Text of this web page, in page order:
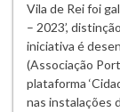
Vila de Rei foi
– 2023’,
iniciativa é
(Associação
plataforma
nas instalações